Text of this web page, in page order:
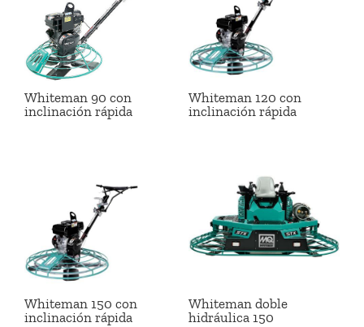
Whiteman 90 con
inclinación rápida
Whiteman 120 con
inclinación rápida
Whiteman 150 con
inclinación rápida
Whiteman doble
hidráulica 150